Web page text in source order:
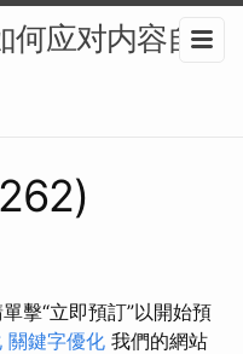
何应对内容自
擊“立即預訂”以開始預
關鍵字優化 我們的網站